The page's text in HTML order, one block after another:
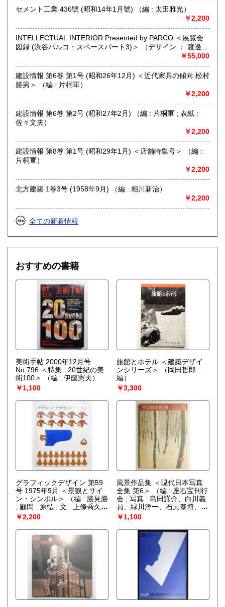
美術工芸、外国書、サブカルチャー
グラフィックデザイン、イラストレーション、プロダクトデ
ザイン、建築、インテリアデザイン、美術、工芸、広告、写
セメント工業 436號 (昭和14年1月號) （編 : 太田雅光）
￥2,200
INTELLECTUAL INTERIOR Presented by PARCO ＜展覧会
図録 (渋谷パルコ・スペースパート3)＞ （デザイン ： 渡邊か
￥55,000
建設情報 第6巻 第1号 (昭和26年12月) ＜近代家具の傾向 松村
勝男＞ （編 : 片桐軍）
￥2,200
建設情報 第6巻 第2号 (昭和27年2月) （編 : 片桐軍 ; 表紙 :
佐々文夫）
￥2,200
建設情報 第8巻 第1号 (昭和29年1月) ＜店舗特集号＞ （編 :
片桐軍）
￥2,200
北方建築 1巻3号 (1958年9月) （編 : 相川新治）
￥2,200
全ての新着情報
おすすめの書籍
美術手帖 2000年12月号
No.796 ＜特集 : 20世紀の美
術100＞
（編 : 伊藤憲夫）
￥1,100
旅館とホテル ＜建築デザイ
ンシリーズ＞
（岡田哲郎 :
編）
￥3,300
グラフィックデザイン 第59
号 1975年9月 ＜景観とサイ
ン・シンボル＞
（編 : 勝見勝
; 顧問 : 原弘 ; 文 : 上條喬久ほ
か ; 表紙デザイン : 道吉剛）
￥2,200
風景作品集 ＜現代日本写真
全集 第6＞
（編 : 座右宝刊行
会 ; 写真 : 島田謹介、白川義
員、緑川洋一、石元泰博、渡
辺義雄、植田正治）
￥1,100